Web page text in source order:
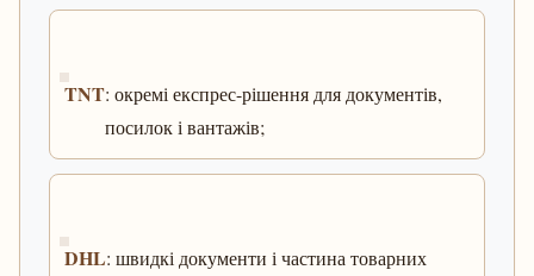
TNT: окремі експрес-рішення для документів,
посилок і вантажів;
DHL: швидкі документи і частина товарних